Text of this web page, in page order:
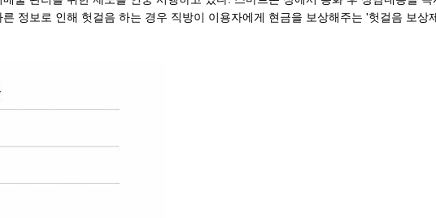
정보로 인해 헛걸음 하는 경우 직방이 이용자에게 현금을 보상해주는 '헛걸음 보상